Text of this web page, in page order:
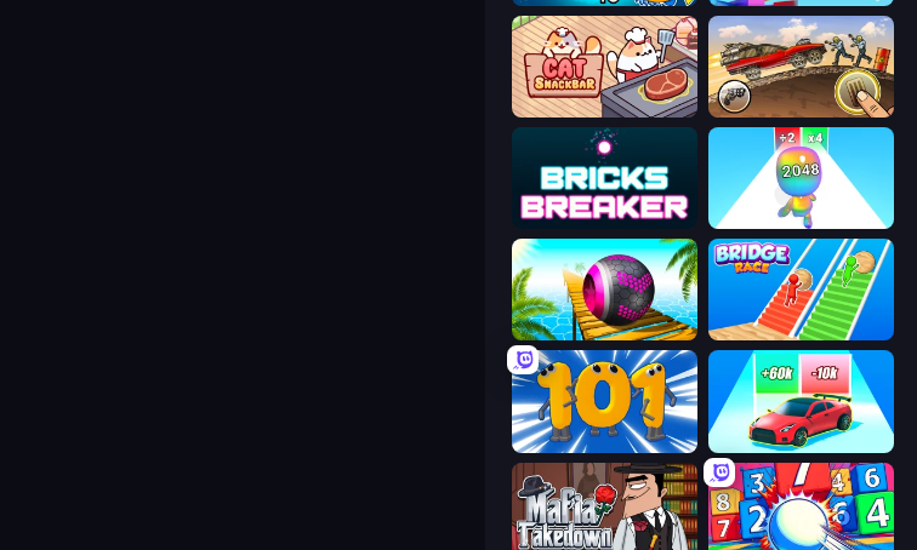
Cat Snack Bar Earn to Die: Zombie Ride
Bricks Breaker Man Runner 2048
Rolling Balls Sea Race Bridge Race
Numbers Arena